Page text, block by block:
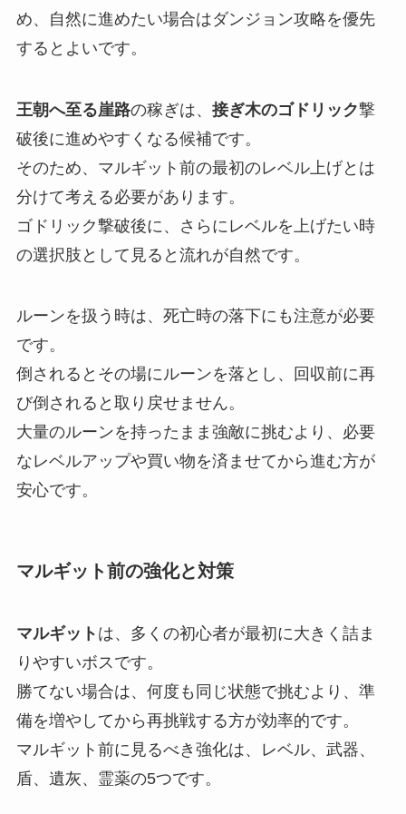
め、自然に進めたい場合はダンジョン攻略を優先
するとよいです。
王朝へ至る崖路の稼ぎは、 接ぎ木のゴドリック撃
破後に進めやすくなる候補です。
そのため、マルギット前の最初のレベル上げとは
分けて考える必要があります。
ゴドリック撃破後に、さらにレベルを上げたい時
の選択肢として見ると流れが自然です。
ルーンを扱う時は、死亡時の落下にも注意が必要
です。
倒されるとその場にルーンを落とし、回収前に再
び倒されると取り戻せません。
大量のルーンを持ったまま強敵に挑むより、必要
なレベルアップや買い物を済ませてから進む方が
安心です。
マルギット前の強化と対策
マルギット は、多くの初心者が最初に大きく詰ま
りやすいボスです。
勝てない場合は、何度も同じ状態で挑むより、準
備を増やしてから再挑戦する方が効率的です。
マルギット前に見るべき強化は、レベル、武器、
盾、遺灰、霊薬の5つです。